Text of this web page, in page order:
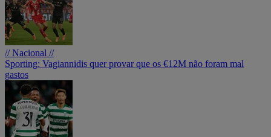
// Nacional //
Sporting: Vagiannidis quer provar que os €12M não foram mal
gastos